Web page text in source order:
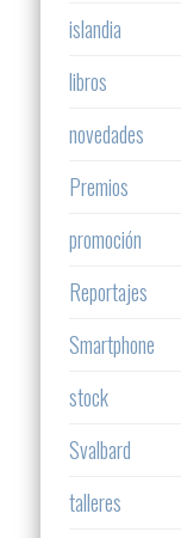
islandia
libros
novedades
Premios
promoción
Reportajes
Smartphone
stock
Svalbard
talleres